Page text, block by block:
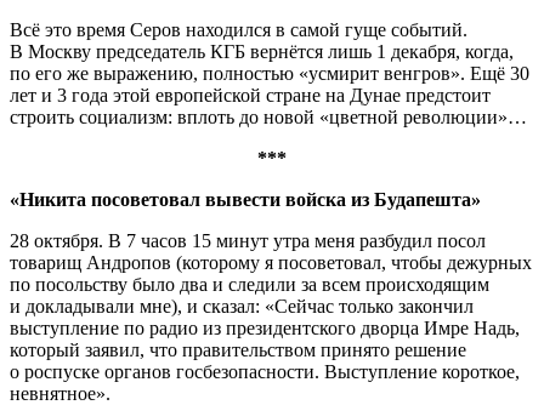
Всё это время Серов находился в самой гуще событий.
В Москву председатель КГБ вернётся лишь 1 декабря, когда,
по его же выражению, полностью «усмирит венгров». Ещё 30
лет и 3 года этой европейской стране на Дунае предстоит
строить социализм: вплоть до новой «цветной революции»…
***
«Никита посоветовал вывести войска из Будапешта»
28 октября. В 7 часов 15 минут утра меня разбудил посол
товарищ Андропов (которому я посоветовал, чтобы дежурных
по посольству было два и следили за всем происходящим
и докладывали мне), и сказал: «Сейчас только закончил
выступление по радио из президентского дворца Имре Надь,
который заявил, что правительством принято решение
о роспуске органов госбезопасности. Выступление короткое,
невнятное».